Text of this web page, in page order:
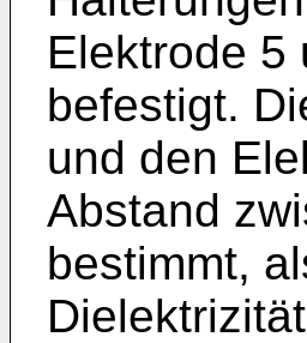
Elektrode 5
befestigt.
und den
Abstand
bestimmt,